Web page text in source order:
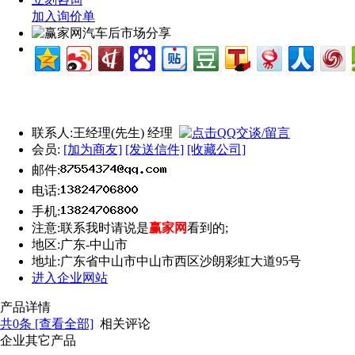
加入询价单
联系人:王经理(先生) 经理
会员: [加为商友] [发送信件] [收藏公司]
邮件:
电话:
手机:
注意:联系我时请说是赢家网看到的;
地区:广东-中山市
地址:广东省中山市中山市西区沙朗彩虹大道95号
进入企业网站
产品详情
共0条 [查看全部] 相关评论
企业其它产品